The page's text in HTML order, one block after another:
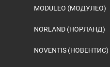
MODULEO (МОДУЛЕО)
NORLAND (НОРЛАНД)
NOVENTIS (НОВЕНТИС)